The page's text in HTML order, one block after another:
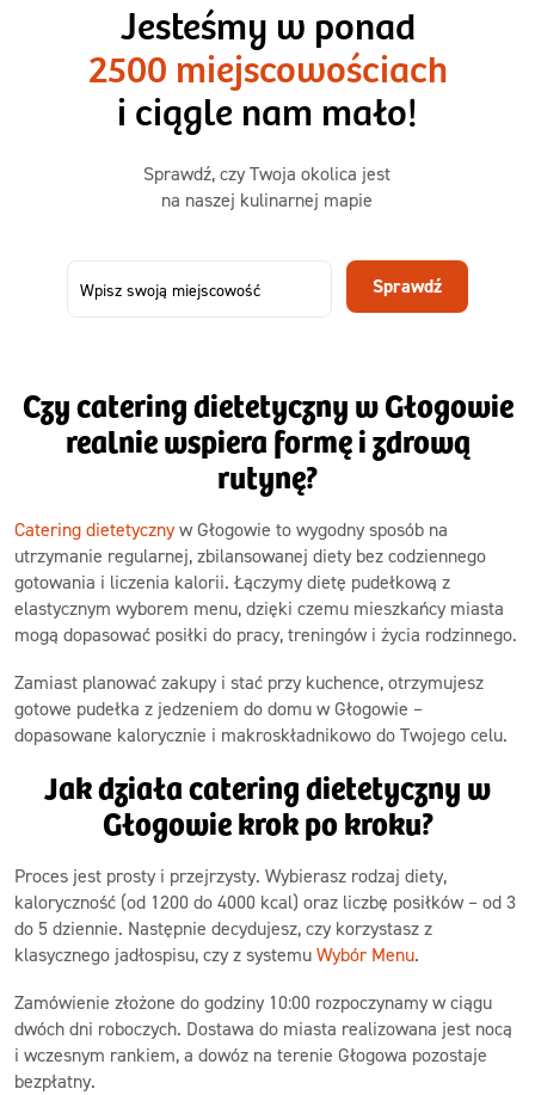
3 sycące posiłki o większej objętości. Mniej dań,
ta sama wygoda!
50,31 zł
73,99
-32%
Menu
Jesteśmy w ponad
2500 miejscowościach
i ciągle nam mało!
Sprawdź, czy Twoja okolica jest
na naszej kulinarnej mapie
Sprawdź
Czy catering dietetyczny w Głogowie
realnie wspiera formę i zdrową
rutynę?
Catering dietetycznyw Głogowie to wygodny sposób na
utrzymanie regularnej, zbilansowanej diety bez codziennego
gotowania i liczenia kalorii. Łączymy dietę pudełkową z
elastycznym wyborem menu, dzięki czemu mieszkańcy miasta
mogą dopasować posiłki do pracy, treningów i życia rodzinnego.
Zamiast planować zakupy i stać przy kuchence, otrzymujesz
gotowe pudełka z jedzeniem do domu w Głogowie –
dopasowane kalorycznie i makroskładnikowo do Twojego celu.
Jak działa catering dietetyczny w
Głogowie krok po kroku?
Proces jest prosty i przejrzysty. Wybierasz rodzaj diety,
kaloryczność (od 1200 do 4000 kcal) oraz liczbę posiłków – od 3
do 5 dziennie. Następnie decydujesz, czy korzystasz z
klasycznego jadłospisu, czy z systemu Wybór Menu.
Zamówienie złożone do godziny 10:00 rozpoczynamy w ciągu
dwóch dni roboczych. Dostawa do miasta realizowana jest nocą
i wczesnym rankiem, a dowóz na terenie Głogowa pozostaje
bezpłatny.